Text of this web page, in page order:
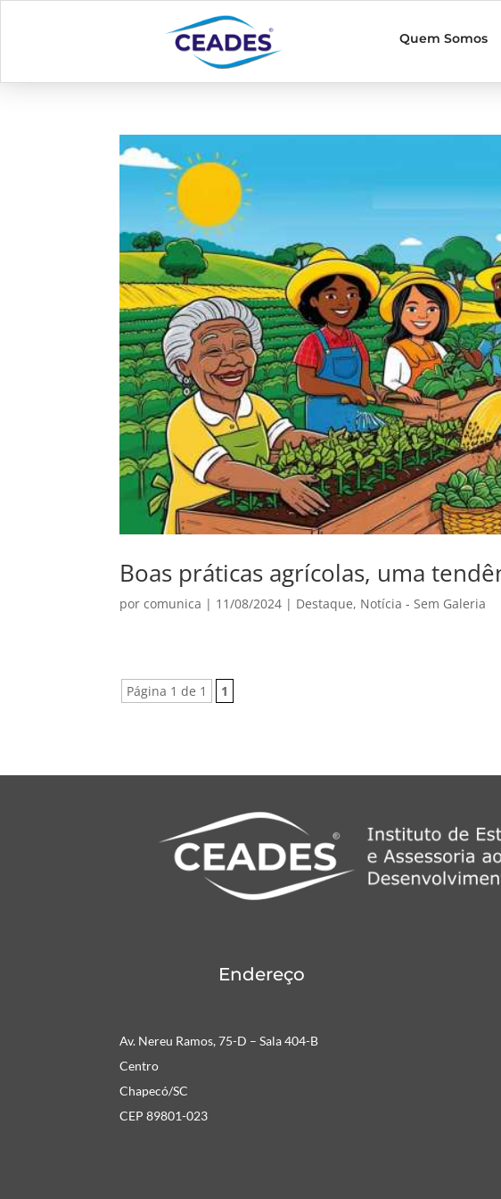
Quem Somos
Boas práticas agrícolas, uma
porcomunica | 11/08/2024 | Destaque, Notícia - Sem Galeria
Página 1 de 1 1
Endereço
Av. Nereu Ramos, 75-D – Sala 404-B
Centro
Chapecó/SC
CEP 89801-023